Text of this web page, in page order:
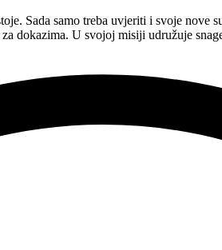
Sada samo treba uvjeriti i svoje nove
dokazima. U svojoj misiji udružuje